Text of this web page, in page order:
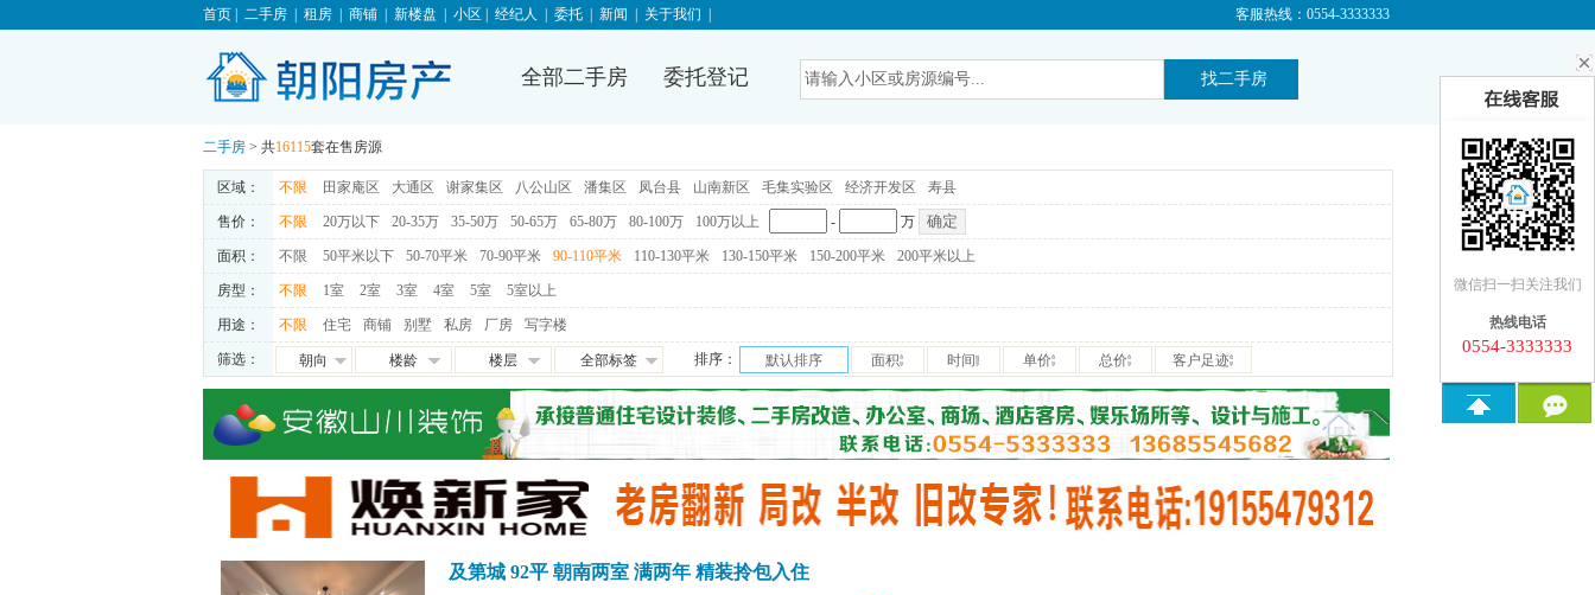
首页| 二手房| 租房| 商铺| 新楼盘 小区 经纪人 委托| 新闻 关于我们 客服热线：0554-3333333
全部二手房 委托登记
微信扫一扫关注我们
热线电话
0554-3333333
二手房> 共16115套在售房源
区域： 不限 田家庵区 大通区 谢家集区 八公山区 潘集区 凤台县 山南新区 毛集实验区 经济开发区 寿县
售价： 不限 20万以下 20-35万 35-50万 50-65万 65-80万 80-100万 100万以上 - 万
面积： 不限 50平米以下 50-70平米 70-90平米 90-110平米 110-130平米 130-150平米 150-200平米 200平米以上
房型： 不限 1室 2室 3室 4室 5室 5室以上
用途： 不限 住宅 商铺 别墅 私房 厂房 写字楼
筛选：
朝向
朝西
朝南
楼龄
5-10年
10-15年
楼层
中层
低层
地下室
全部标签
满五唯一
交通便利
学区房
随时看房
独家房源
采光好
排序： 默认排序 面积 时间 单价 总价 客户足迹
及第城 92平 朝南两室 满两年 精装拎包入住